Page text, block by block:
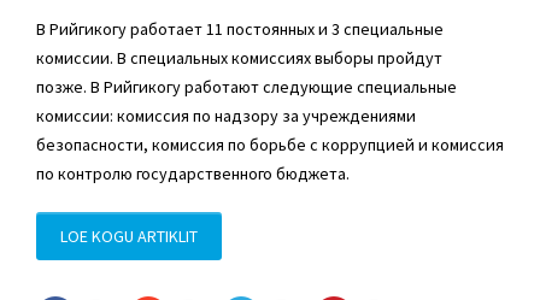
В Рийгикогу работает 11 постоянных и 3 специальные
комиссии. В специальных комиссиях выборы пройдут
позже. В Рийгикогу работают следующие специальные
комиссии: комиссия по надзору за учреждениями
безопасности, комиссия по борьбе с коррупцией и комиссия
по контролю государственного бюджета.
LOE KOGU ARTIKLIT